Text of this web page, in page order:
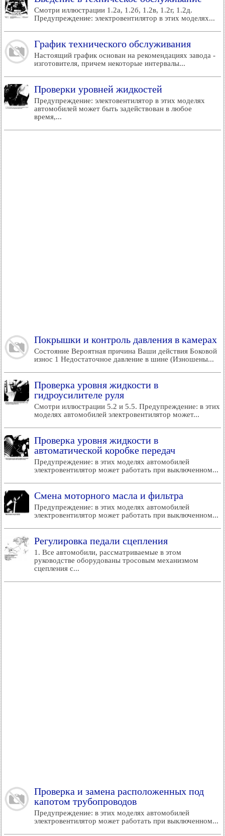
Смотри иллюстрации 1.2а, 1.2б, 1.2в, 1.2г, 1.2д.
Предупреждение: электровентилятор в этих моделях...
График технического обслуживания
Настоящий график основан на рекомендациях завода -
изготовителя, причем некоторые интервалы...
Проверки уровней жидкостей
Предупреждение: электовентилятор в этих моделях
автомобилей может быть задействован в любое
время,...
Покрышки и контроль давления в камерах
Состояние Вероятная причина Ваши действия Боковой
износ 1 Недостаточное давление в шине (Изношены...
Проверка уровня жидкости в
гидроусилителе руля
Смотри иллюстрации 5.2 и 5.5. Предупреждение: в этих
моделях автомобилей электровентилятор может...
Проверка уровня жидкости в
автоматической коробке передач
Предупреждение: в этих моделях автомобилей
электровентилятор может работать при выключенном...
Смена моторного масла и фильтра
Предупреждение: в этих моделях автомобилей
электровентилятор может работать при выключенном...
Регулировка педали сцепления
1. Все автомобили, рассматриваемые в этом
руководстве оборудованы тросовым механизмом
сцепления с...
Проверка и замена расположенных под
капотом трубопроводов
Предупреждение: в этих моделях автомобилей
электровентилятор может работать при выключенном...